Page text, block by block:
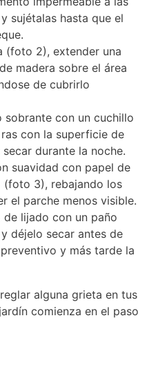
sujétalas hasta que el
(foto 2), extender una
madera sobre el área
de cubrirlo
sobrante con un cuchillo
con la superficie de
durante la noche.
suavidad con papel de
(foto 3), rebajando los
el parche menos visible.
de lijado con un paño
déjelo secar antes de
y más tarde la
alguna grieta en tus
comienza en el paso